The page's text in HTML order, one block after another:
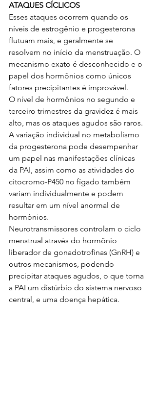
ATAQUES CÍCLICOS
Esses ataques ocorrem quando os
níveis de estrogênio e progesterona
flutuam mais, e geralmente se
resolvem no início da menstruação. O
mecanismo exato é desconhecido e o
papel dos hormônios como únicos
fatores precipitantes é improvável.
O nível de hormônios no segundo e
terceiro trimestres da gravidez é mais
alto, mas os ataques agudos são raros.
A variação individual no metabolismo
da progesterona pode desempenhar
um papel nas manifestações clínicas
da PAI, assim como as atividades do
citocromo-P450 no fígado também
variam individualmente e podem
resultar em um nível anormal de
hormônios.
Neurotransmissores controlam o ciclo
menstrual através do hormônio
liberador de gonadotrofinas (GnRH) e
outros mecanismos, podendo
precipitar ataques agudos, o que torna
a PAI um distúrbio do sistema nervoso
central, e uma doença hepática.